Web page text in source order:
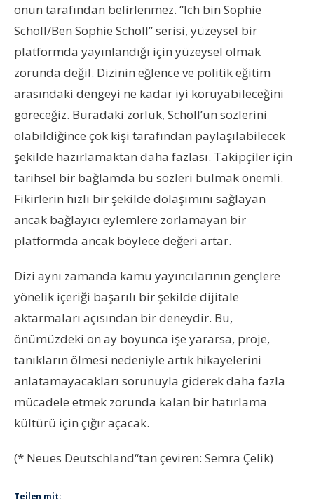
onun tarafından belirlenmez. “Ich bin Sophie
Scholl/Ben Sophie Scholl” serisi, yüzeysel bir
platformda yayınlandığı için yüzeysel olmak
zorunda değil. Dizinin eğlence ve politik eğitim
arasındaki dengeyi ne kadar iyi koruyabileceğini
göreceğiz. Buradaki zorluk, Scholl’un sözlerini
olabildiğince çok kişi tarafından paylaşılabilecek
şekilde hazırlamaktan daha fazlası. Takipçiler için
tarihsel bir bağlamda bu sözleri bulmak önemli.
Fikirlerin hızlı bir şekilde dolaşımını sağlayan
ancak bağlayıcı eylemlere zorlamayan bir
platformda ancak böylece değeri artar.
Dizi aynı zamanda kamu yayıncılarının gençlere
yönelik içeriği başarılı bir şekilde dijitale
aktarmaları açısından bir deneydir. Bu,
önümüzdeki on ay boyunca işe yararsa, proje,
tanıkların ölmesi nedeniyle artık hikayelerini
anlatamayacakları sorunuyla giderek daha fazla
mücadele etmek zorunda kalan bir hatırlama
kültürü için çığır açacak.
(* Neues Deutschland“tan çeviren: Semra Çelik)
Teilen mit: